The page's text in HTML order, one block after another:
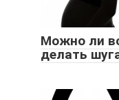
Можно ли
делать